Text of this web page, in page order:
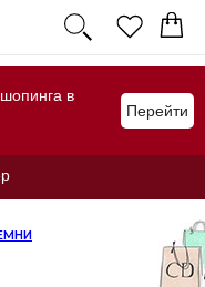
в
Перейти